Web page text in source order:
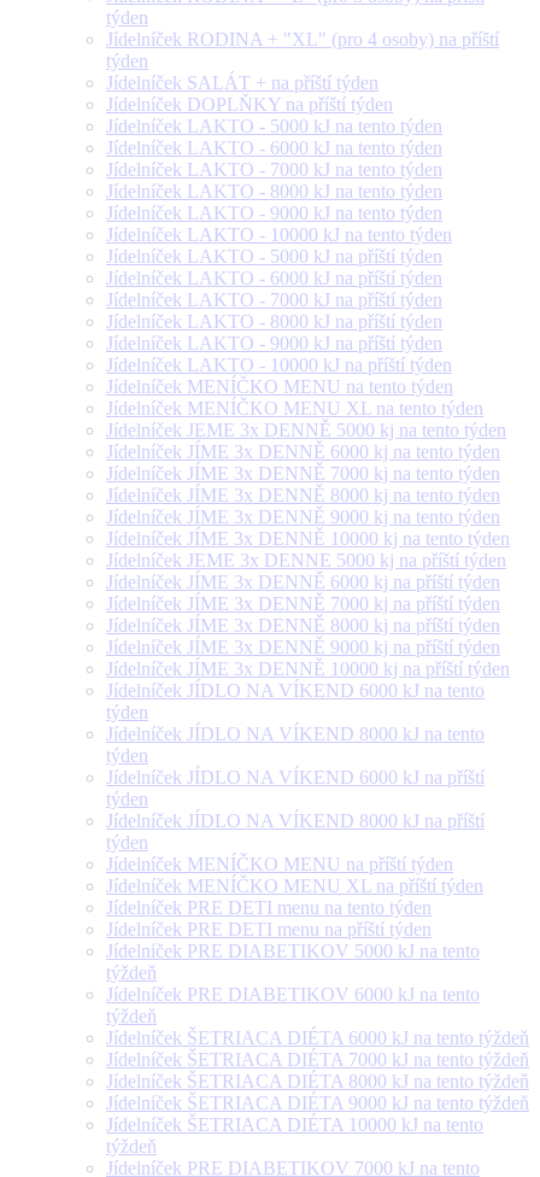
týden
Jídelníček RODINA + "XL" (pro 4 osoby) na příští
týden
Jídelníček SALÁT + na příští týden
Jídelníček DOPLŇKY na příští týden
Jídelníček LAKTO - 5000 kJ na tento týden
Jídelníček LAKTO - 6000 kJ na tento týden
Jídelníček LAKTO - 7000 kJ na tento týden
Jídelníček LAKTO - 8000 kJ na tento týden
Jídelníček LAKTO - 9000 kJ na tento týden
Jídelníček LAKTO - 10000 kJ na tento týden
Jídelníček LAKTO - 5000 kJ na příští týden
Jídelníček LAKTO - 6000 kJ na příští týden
Jídelníček LAKTO - 7000 kJ na příští týden
Jídelníček LAKTO - 8000 kJ na příští týden
Jídelníček LAKTO - 9000 kJ na příští týden
Jídelníček LAKTO - 10000 kJ na příští týden
Jídelníček MENÍČKO MENU na tento týden
Jídelníček MENÍČKO MENU XL na tento týden
Jídelníček JEME 3x DENNĚ 5000 kj na tento týden
Jídelníček JÍME 3x DENNĚ 6000 kj na tento týden
Jídelníček JÍME 3x DENNĚ 7000 kj na tento týden
Jídelníček JÍME 3x DENNĚ 8000 kj na tento týden
Jídelníček JÍME 3x DENNĚ 9000 kj na tento týden
Jídelníček JÍME 3x DENNĚ 10000 kj na tento týden
Jídelníček JEME 3x DENNE 5000 kj na příští týden
Jídelníček JÍME 3x DENNĚ 6000 kj na příští týden
Jídelníček JÍME 3x DENNĚ 7000 kj na příští týden
Jídelníček JÍME 3x DENNĚ 8000 kj na příští týden
Jídelníček JÍME 3x DENNĚ 9000 kj na příští týden
Jídelníček JÍME 3x DENNĚ 10000 kj na příští týden
Jídelníček JÍDLO NA VÍKEND 6000 kJ na tento
týden
Jídelníček JÍDLO NA VÍKEND 8000 kJ na tento
týden
Jídelníček JÍDLO NA VÍKEND 6000 kJ na příští
týden
Jídelníček JÍDLO NA VÍKEND 8000 kJ na příští
týden
Jídelníček MENÍČKO MENU na příští týden
Jídelníček MENÍČKO MENU XL na příští týden
Jídelníček PRE DETI menu na tento týden
Jídelníček PRE DETI menu na příští týden
Jídelníček PRE DIABETIKOV 5000 kJ na tento
týždeň
Jídelníček PRE DIABETIKOV 6000 kJ na tento
týždeň
Jídelníček ŠETRIACA DIÉTA 6000 kJ na tento týždeň
Jídelníček ŠETRIACA DIÉTA 7000 kJ na tento týždeň
Jídelníček ŠETRIACA DIÉTA 8000 kJ na tento týždeň
Jídelníček ŠETRIACA DIÉTA 9000 kJ na tento týždeň
Jídelníček ŠETRIACA DIÉTA 10000 kJ na tento
týždeň
Jídelníček PRE DIABETIKOV 7000 kJ na tento